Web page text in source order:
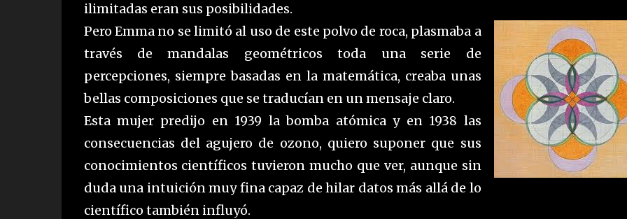
ilimitadas eran sus posibilidades.
Pero Emma no se limitó al uso de este polvo de roca, plasmaba a
través de mandalas geométricos toda una serie de
percepciones, siempre basadas en la matemática, creaba unas
bellas composiciones que se traducían en un mensaje claro.
Esta mujer predijo en 1939 la bomba atómica y en 1938 las
consecuencias del agujero de ozono, quiero suponer que sus
conocimientos científicos tuvieron mucho que ver, aunque sin
duda una intuición muy fina capaz de hilar datos más allá de lo
científico también influyó.